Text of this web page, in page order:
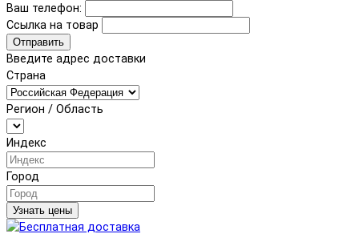
Ваш телефон:
Ссылка на товар
Отправить
Введите адрес доставки
Страна
Регион / Область
Индекс
Город
Узнать цены